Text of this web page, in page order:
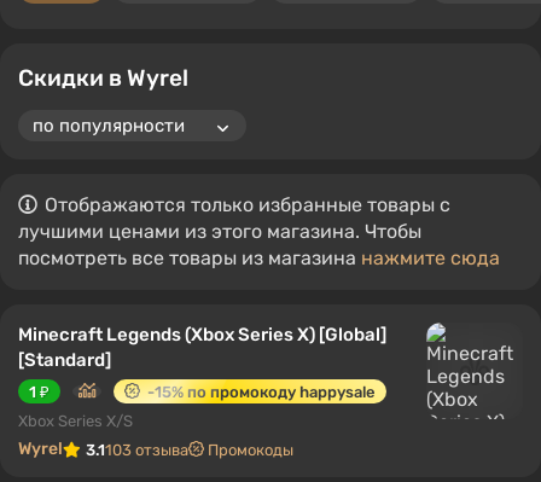
Скидки в Wyrel
Отображаются только избранные товары с
лучшими ценами из этого магазина. Чтобы
посмотреть все товары из магазина нажмите сюда
Minecraft Legends (Xbox Series X) [Global]
[Standard]
1 ₽
-15% по промокоду happysale
Xbox Series X/S
Wyrel 3.1103 отзыва Промокоды